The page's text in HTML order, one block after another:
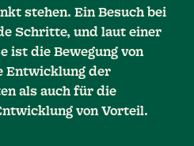
stehen. Ein Besuch bei
Schritte, und laut einer
ist die Bewegung von
Entwicklung der
als auch für die
von Vorteil.